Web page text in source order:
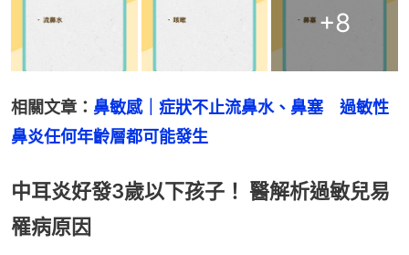
+8
相關文章： 鼻敏感｜症狀不止流鼻水、鼻塞　過敏性
鼻炎任何年齡層都可能發生
中耳炎好發3歲以下孩子！ 醫解析過敏兒易
罹病原因